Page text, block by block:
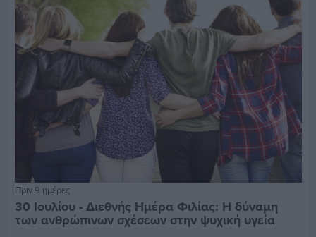
Πριν 9 ημέρες
30 Ιουλίου - Διεθνής Ημέρα Φιλίας: Η δύναμη
των ανθρώπινων σχέσεων στην ψυχική υγεία